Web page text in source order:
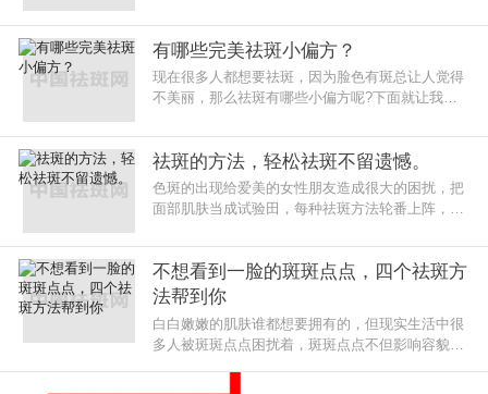
有哪些完美祛斑小偏方？
现在很多人都想要祛斑，因为脸色有斑总让人觉得
不美丽，那么祛斑有哪些小偏方呢?下面就让我们
祛斑的方法，轻松祛斑不留遗憾。
色斑的出现给爱美的女性朋友造成很大的困扰，把
面部肌肤当成试验田，每种祛斑方法轮番上阵，但
不想看到一脸的斑斑点点，四个祛斑方
法帮到你
白白嫩嫩的肌肤谁都想要拥有的，但现实生活中很
多人被斑斑点点困扰着，斑斑点点不但影响容貌，